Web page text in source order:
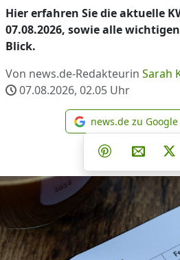
Hier erfahren Sie die aktuelle
07.08.2026, sowie alle
Blick.
Von news.de-Redakteurin Sarah
07.08.2026, 02.05 Uhr
news.de zu
Teilen auf
Teilen auf
Per E-